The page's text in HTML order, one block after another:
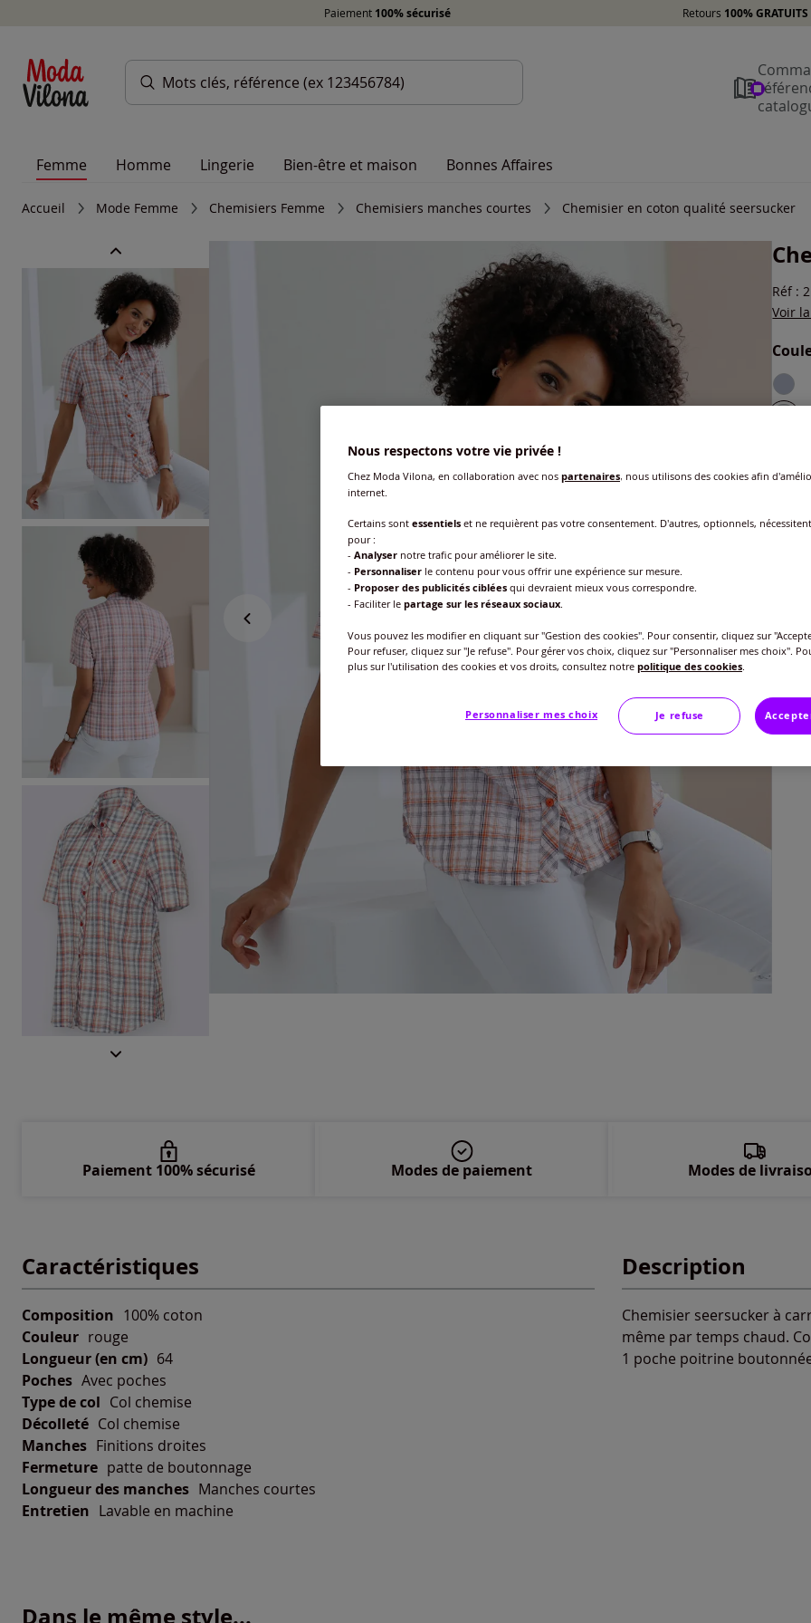
Paiement 100% sécurisé Retours 100%
Femme Homme Lingerie Bien-être et maison Bonnes Affaires
Accueil Mode Femme Chemisiers Femme Chemisiers manches courtes Chemisier en coton qualité seersucker
Réf :
Voir
46
48
Caractéristiques
Composition 100% coton
Couleur rouge
Longueur (en cm) 64
Poches Avec poches
Type de col Col chemise
Décolleté Col chemise
Manches Finitions droites
Fermeture patte de boutonnage
Longueur des manches Manches courtes
Entretien Lavable en machine
Description
Chemisier seersucker à
même par temps chaud.
1 poche poitrine
Paiement 100% sécurisé Modes de paiement Modes de
Dans le même style...
Nous respectons votre vie privée !
Chez Moda Vilona, en collaboration avec nos partenaires, nous utilisons des cookies afin
internet.
Certains sont essentiels et ne requièrent pas votre consentement. D'autres, optionnels,
pour :
- Analyser notre trafic pour améliorer le site.
- Personnaliser le contenu pour vous offrir une expérience sur mesure.
- Proposer des publicités ciblées qui devraient mieux vous correspondre.
- Faciliter le partage sur les réseaux sociaux.
Vous pouvez les modifier en cliquant sur "Gestion des cookies". Pour consentir, cliquez sur
Pour refuser, cliquez sur "Je refuse". Pour gérer vos choix, cliquez sur "Personnaliser mes choix".
plus sur l'utilisation des cookies et vos droits, consultez notre politique des cookies.
Personnaliser mes choix Je refuse